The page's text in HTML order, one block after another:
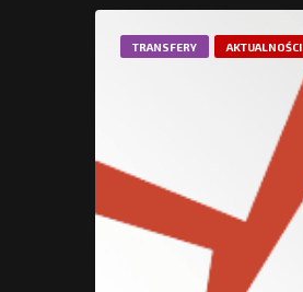
TRANSFERY AKTUALNOŚCI